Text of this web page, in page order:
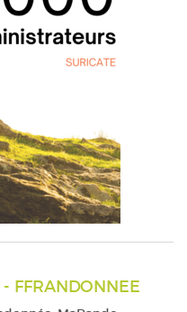
FFRANDONNEE